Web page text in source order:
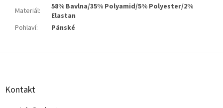
Materiál:
58% Bavlna/35% Polyamid/5% Polyester/2%
Elastan
Pohlaví: Pánské
Z
Kontakt